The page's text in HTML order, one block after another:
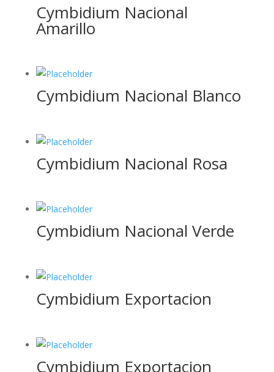
Cymbidium Nacional
Amarillo
Cymbidium Nacional Blanco
Cymbidium Nacional Rosa
Cymbidium Nacional Verde
Cymbidium Exportacion
Cymbidium Exportacion